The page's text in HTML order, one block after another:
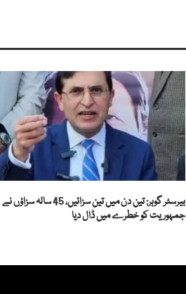
بیرسٹر گوہر: تین دن میں تین سزائیں، 45 سالہ سزاؤں نے
جمہوریت کو خطرے میں ڈال دیا